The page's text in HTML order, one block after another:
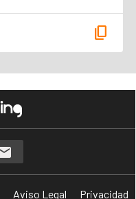
content_copy
Aviso Legal
Privacidad